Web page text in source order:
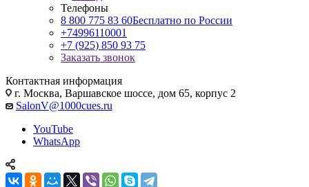
Телефоны
8 800 775 83 60Бесплатно по России
+74996110001
+7 (925) 850 93 75
Заказать звонок
Контактная информация
г. Москва, Варшавское шоссе, дом 65, корпус 2
SalonV@1000cues.ru
YouTube
WhatsApp